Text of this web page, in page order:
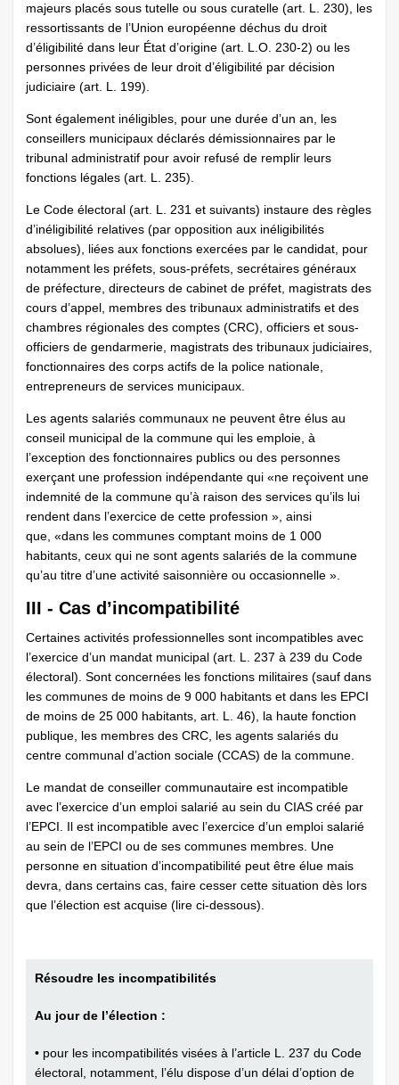
majeurs placés sous tutelle ou sous curatelle (art. L. 230), les
ressortissants de l’Union européenne déchus du droit
d’éligibilité dans leur État d’origine (art. L.O. 230-2) ou les
personnes privées de leur droit d’éligibilité par décision
judiciaire (art. L. 199).
Sont également inéligibles, pour une durée d’un an, les
conseillers municipaux déclarés démissionnaires par le
tribunal administratif pour avoir refusé de remplir leurs
fonctions légales (art. L. 235).
Le Code électoral (art. L. 231 et suivants) instaure des règles
d’inéligibilité relatives (par opposition aux inéligibilités
absolues), liées aux fonctions exercées par le candidat, pour
notamment les préfets, sous-préfets, secrétaires généraux
de préfecture, directeurs de cabinet de préfet, magistrats des
cours d’appel, membres des tribunaux administratifs et des
chambres régionales des comptes (CRC), officiers et sous-
officiers de gendarmerie, magistrats des tribunaux judiciaires,
fonctionnaires des corps actifs de la police nationale,
entrepreneurs de services municipaux.
Les agents salariés communaux ne peuvent être élus au
conseil municipal de la commune qui les emploie, à
l’exception des fonctionnaires publics ou des personnes
exerçant une profession indépendante qui «ne reçoivent une
indemnité de la commune qu’à raison des services qu’ils lui
rendent dans l’exercice de cette profession », ainsi
que, «dans les communes comptant moins de 1 000
habitants, ceux qui ne sont agents salariés de la commune
qu’au titre d’une activité saisonnière ou occasionnelle ».
III - Cas d’incompatibilité
Certaines activités professionnelles sont incompatibles avec
l’exercice d’un mandat municipal (art. L. 237 à 239 du Code
électoral). Sont concernées les fonctions militaires (sauf dans
les communes de moins de 9 000 habitants et dans les EPCI
de moins de 25 000 habitants, art. L. 46), la haute fonction
publique, les membres des CRC, les agents salariés du
centre communal d’action sociale (CCAS) de la commune.
Le mandat de conseiller communautaire est incompatible
avec l’exercice d’un emploi salarié au sein du CIAS créé par
l’EPCI. Il est incompatible avec l’exercice d’un emploi salarié
au sein de l’EPCI ou de ses communes membres. Une
personne en situation d’incompatibilité peut être élue mais
devra, dans certains cas, faire cesser cette situation dès lors
que l’élection est acquise (lire ci-dessous).
Résoudre les incompatibilités
Au jour de l’élection :
• pour les incompatibilités visées à l’article L. 237 du Code
électoral, notamment, l’élu dispose d’un délai d’option de